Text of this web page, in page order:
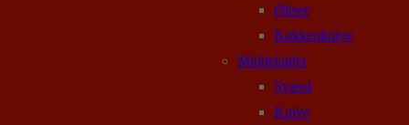
Økser
Køkkenknive
Middelalder
Sværd
Knive